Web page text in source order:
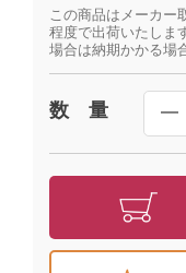
この商品はメーカー
程度で出荷いたしま
場合は納期かかる場
数 量 ━